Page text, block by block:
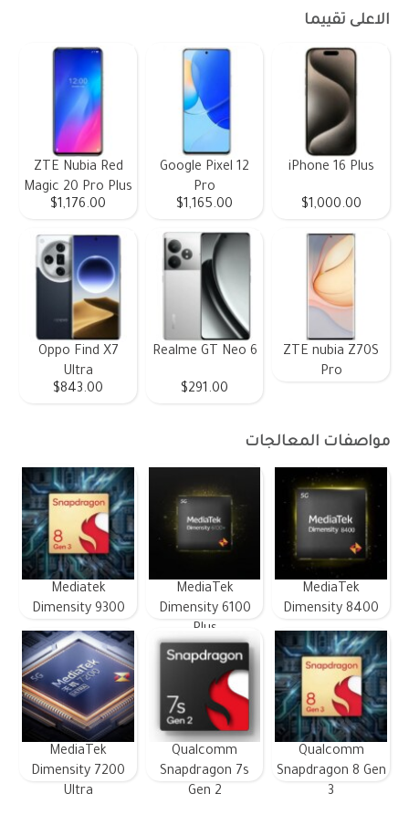
الاعلى تقييما
iPhone 16 Plus
$1,000.00
Google Pixel 12
Pro
$1,165.00
ZTE Nubia Red
Magic 20 Pro Plus
$1,176.00
ZTE nubia Z70S
Pro
Realme GT Neo 6
$291.00
Oppo Find X7
Ultra
$843.00
مواصفات المعالجات
MediaTek
Dimensity 8400
MediaTek
Dimensity 6100
Plus
Mediatek
Dimensity 9300
Qualcomm
Snapdragon 8 Gen
3
Qualcomm
Snapdragon 7s
Gen 2
MediaTek
Dimensity 7200
Ultra